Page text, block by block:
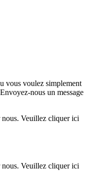
vous voulez simplement
nous un message
Veuillez cliquer ici
Veuillez cliquer ici